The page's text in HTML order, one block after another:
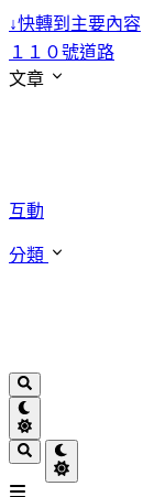
↓快轉到主要內容
１１０號道路
文章
互動
分類